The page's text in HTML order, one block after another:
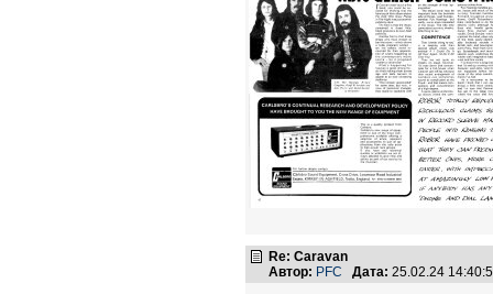
Re: Caravan
Автор: PFC Дата: 25.02.24